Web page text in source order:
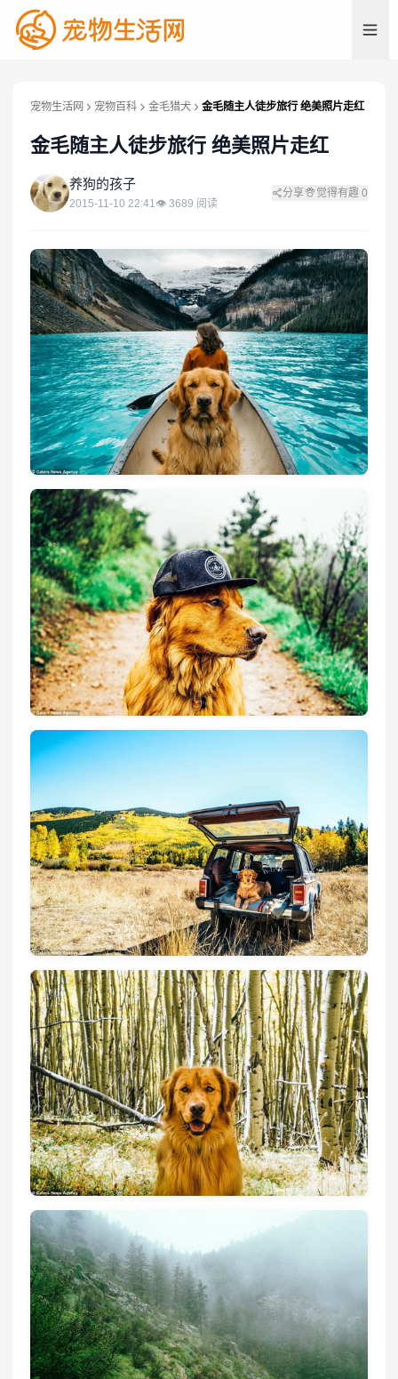
宠物生活网 宠物百科 金毛猎犬 金毛随主人徒步旅行 绝美照片走红
金毛随主人徒步旅行 绝美照片走红
养 养狗的孩子
2015-11-10 22:41👁 3689 阅读
分享 觉得有趣 0